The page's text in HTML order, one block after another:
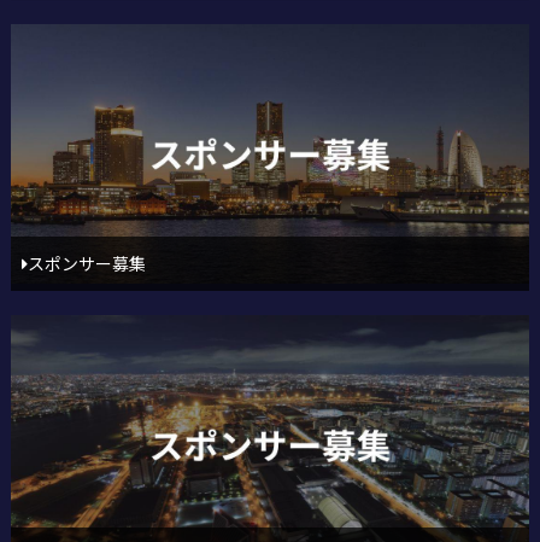
スポンサー募集